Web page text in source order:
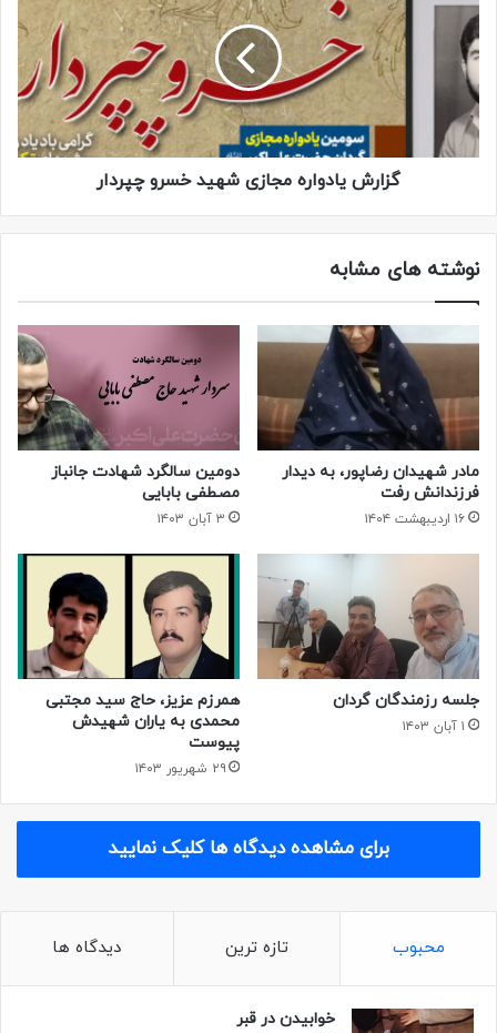
گزارش یادواره مجازی شهید خسرو چپردار
نوشته های مشابه
مادر شهیدان رضاپور، به دیدار
فرزندانش رفت
۱۶ اردیبهشت ۱۴۰۴
دومین سالگرد شهادت جانباز
مصطفی بابایی
۳ آبان ۱۴۰۳
جلسه رزمندگان گردان
۱ آبان ۱۴۰۳
همرزم عزیز، حاج سید مجتبی
محمدی به یاران شهیدش
پیوست
۲۹ شهریور ۱۴۰۳
برای مشاهده دیدگاه ها کلیک نمایید
محبوب تازه ترین دیدگاه ها
خوابیدن در قبر